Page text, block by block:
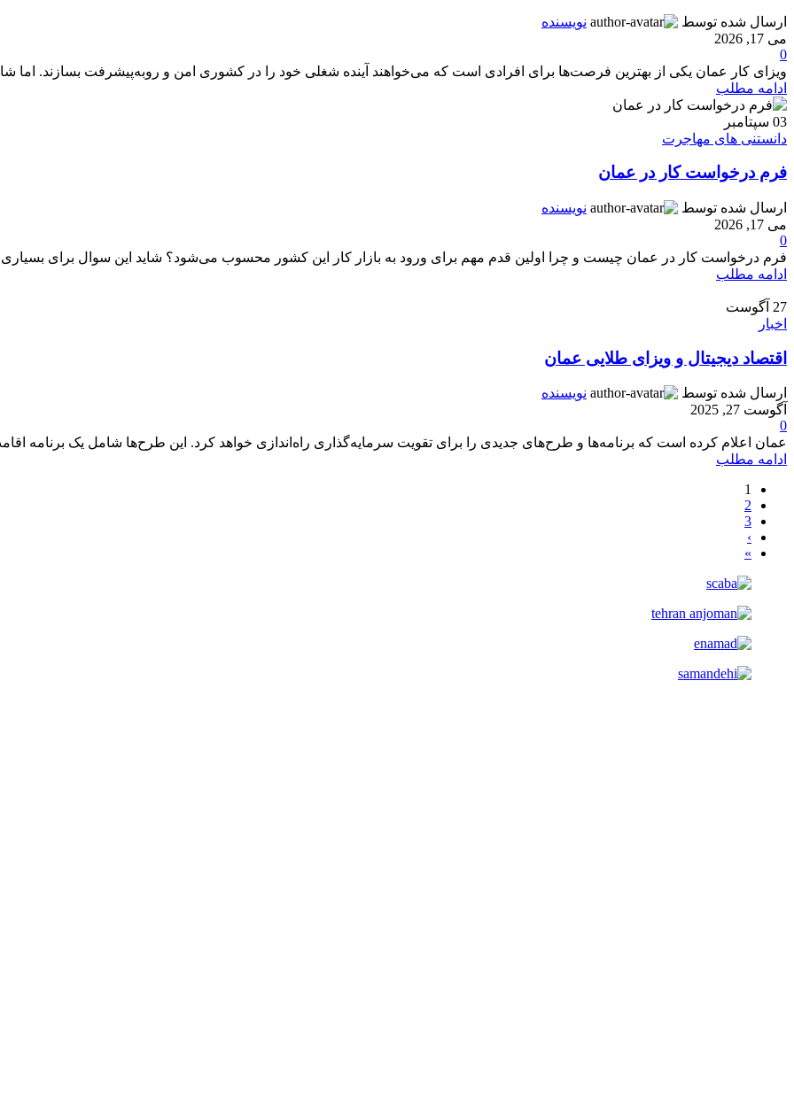
ارسال شده توسط
نویسنده
می 17, 2026
0
ویزای کار عمان یکی از بهترین فرصت‌ها برای افرادی است که می‌خواهند آینده شغلی خود را در کشوری امن و رو‌به‌پیشرفت بسازند. اما
ادامه مطلب
03 سپتامبر
دانستنی های مهاجرت
فرم درخواست کار در عمان
ارسال شده توسط
نویسنده
می 17, 2026
0
فرم درخواست کار در عمان چیست و چرا اولین قدم مهم برای ورود به بازار کار این کشور محسوب می‌شود؟ شاید این سوال برای بسیاری
ادامه مطلب
27 آگوست
اخبار
اقتصاد دیجیتال و ویزای طلایی عمان
ارسال شده توسط
نویسنده
آگوست 27, 2025
0
عمان اعلام کرده است که برنامه‌ها و طرح‌های جدیدی را برای تقویت سرمایه‌گذاری راه‌اندازی خواهد کرد. این طرح‌ها شامل یک برنامه
ادامه مطلب
1
2
3
›
»